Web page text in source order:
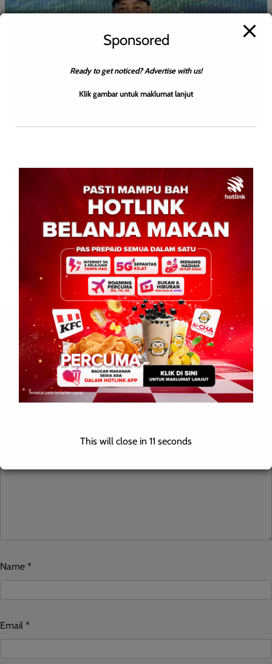
June 13, 2026 0
SIPITANG: 13 June 2026 – The era of more stable and resilient
electricity supply in Sabah has moved a step closer after the
Sabah Southern […]
Leave a Reply
Your email address will not be published. Required fields are
*
Comment*
Name *
Email *
Sponsored
Ready to get noticed? Advertise with us!
Klik gambar untuk maklumat lanjut
This will close in 10 seconds